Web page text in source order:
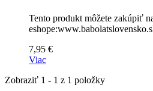
Tento produkt môžete zakúpiť
7,95 €
Viac
Zobraziť 1 - 1 z 1 položky